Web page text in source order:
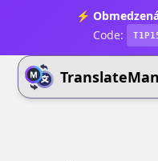
⚡
Code: